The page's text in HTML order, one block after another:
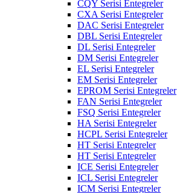
CQY Serisi Entegreler
CXA Serisi Entegreler
DAC Serisi Entegreler
DBL Serisi Entegreler
DL Serisi Entegreler
DM Serisi Entegreler
EL Serisi Entegreler
EM Serisi Entegreler
EPROM Serisi Entegreler
FAN Serisi Entegreler
FSQ Serisi Entegreler
HA Serisi Entegreler
HCPL Serisi Entegreler
HT Serisi Entegreler
HT Serisi Entegreler
ICE Serisi Entegreler
ICL Serisi Entegreler
ICM Serisi Entegreler